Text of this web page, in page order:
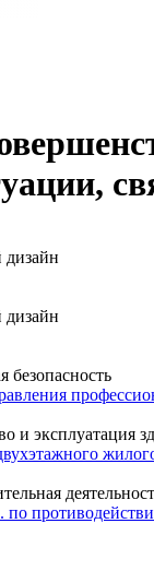
дизайн
дизайн
безопасность
и эксплуатация
по